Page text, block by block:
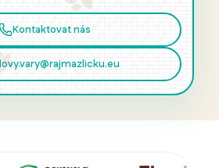
Kontaktovat nás